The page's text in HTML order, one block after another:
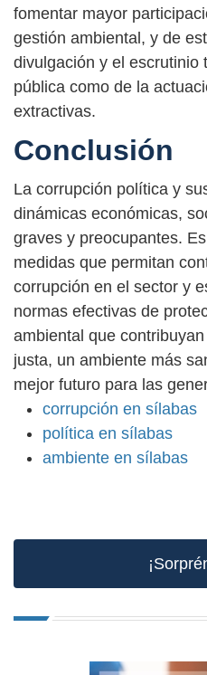
fomentar mayor
gestión ambiental, y de
divulgación y el escrutinio
pública como de la
extractivas.
Conclusión
La corrupción política y
dinámicas económicas,
graves y preocupantes.
medidas que permitan
corrupción en el sector y
normas efectivas de
ambiental que
justa, un ambiente más
mejor futuro para las
corrupción en sílabas
política en sílabas
ambiente en sílabas